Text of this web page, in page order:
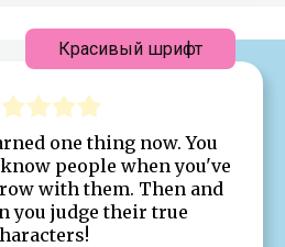
one thing now. You
people when you've
with them. Then and
you judge their true
Красивый шрифт